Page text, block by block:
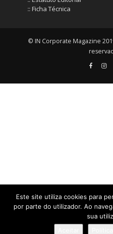
:: Ficha Técnica
© IN Corporate Magazine
Este site utiliza cookies para
por parte do utilizador. Ao
sua